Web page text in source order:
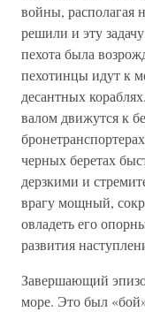
войны, располагая
решили и эту
пехота была
пехотинцы идут к
десантных
валом движутся к
черных беретах
дерзкими и
врагу мощный,
овладеть его
развития
Завершающий
море. Это был